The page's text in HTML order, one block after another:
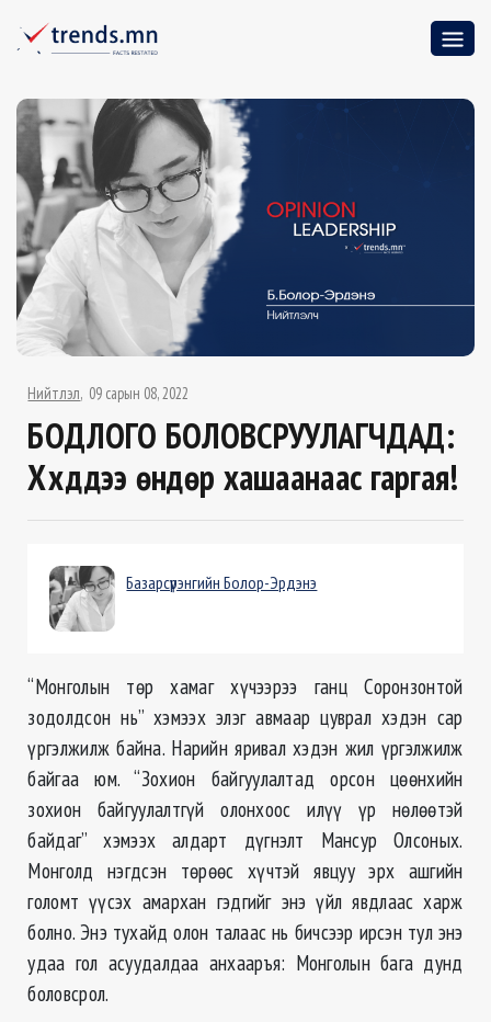
Нийтлэл 09 сарын 08, 2022
БОДЛОГО БОЛОВСРУУЛАГЧДАД:
Хүүхдүүдээ өндөр хашаанаас гаргая!
Базарсүрэнгийн Болор-Эрдэнэ
“Монголын төр хамаг хүчээрээ ганц Соронзонтой
зодолдсон нь” хэмээх элэг авмаар цуврал хэдэн сар
үргэлжилж байна. Нарийн яривал хэдэн жил үргэлжилж
байгаа юм. “Зохион байгуулалтад орсон цөөнхийн
зохион байгуулалтгүй олонхоос илүү үр нөлөөтэй
байдаг” хэмээх алдарт дүгнэлт Мансур Олсоных.
Монголд нэгдсэн төрөөс хүчтэй явцуу эрх ашгийн
голомт үүсэх амархан гэдгийг энэ үйл явдлаас харж
болно. Энэ тухайд олон талаас нь бичсээр ирсэн тул энэ
удаа гол асуудалдаа анхааръя: Монголын бага дунд
боловсрол.